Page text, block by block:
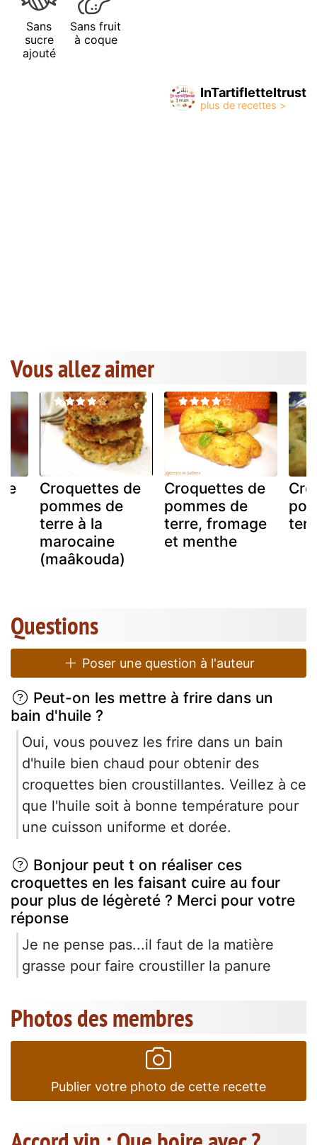
Sans
sucre
ajouté
Sans fruit
à coque
InTartifletteItrust
Vous allez aimer
Croquettes de
pommes de
terre à la
marocaine
(maâkouda)
Croquettes de
pommes de
terre, fromage
et menthe
Questions
Poser une question à l'auteur
Peut-on les mettre à frire dans un
bain d'huile ?
Oui, vous pouvez les frire dans un bain
d'huile bien chaud pour obtenir des
croquettes bien croustillantes. Veillez à ce
que l'huile soit à bonne température pour
une cuisson uniforme et dorée.
Bonjour peut t on réaliser ces
croquettes en les faisant cuire au four
pour plus de légèreté ? Merci pour votre
réponse
Je ne pense pas...il faut de la matière
grasse pour faire croustiller la panure
Photos des membres
Publier votre photo de cette recette